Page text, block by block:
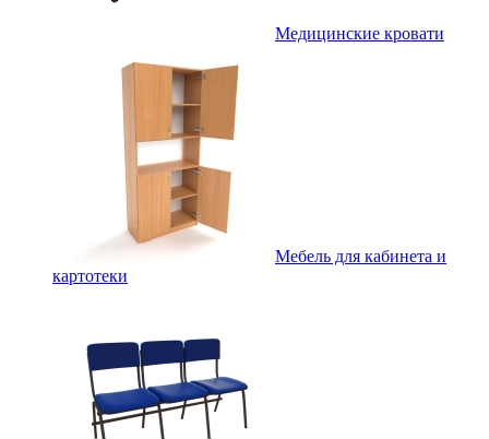
Медицинские кровати
Мебель для кабинета и
картотеки